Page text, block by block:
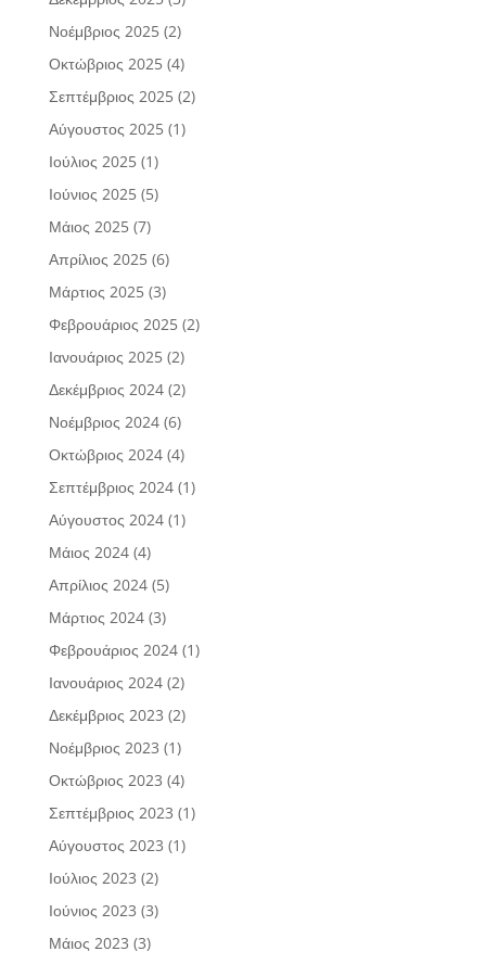
Νοέμβριος 2025(2)
Οκτώβριος 2025(4)
Σεπτέμβριος 2025(2)
Αύγουστος 2025(1)
Ιούλιος 2025(1)
Ιούνιος 2025(5)
Μάιος 2025(7)
Απρίλιος 2025(6)
Μάρτιος 2025(3)
Φεβρουάριος 2025(2)
Ιανουάριος 2025(2)
Δεκέμβριος 2024(2)
Νοέμβριος 2024(6)
Οκτώβριος 2024(4)
Σεπτέμβριος 2024(1)
Αύγουστος 2024(1)
Μάιος 2024(4)
Απρίλιος 2024(5)
Μάρτιος 2024(3)
Φεβρουάριος 2024(1)
Ιανουάριος 2024(2)
Δεκέμβριος 2023 (2)
Νοέμβριος 2023 (1)
Οκτώβριος 2023 (4)
Σεπτέμβριος 2023 (1)
Αύγουστος 2023 (1)
Ιούλιος 2023 (2)
Ιούνιος 2023 (3)
Μάιος 2023 (3)